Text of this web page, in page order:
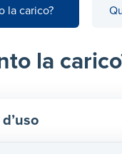
la carico?
la